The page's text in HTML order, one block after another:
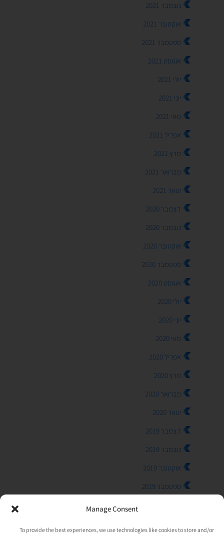
Manage Consent
To provide the best experiences, we use technologies like cookies to store and/or
נובמבר 2021
אוקטובר 2021
ספטמבר 2021
אוגוסט 2021
יולי 2021
יוני 2021
מאי 2021
אפריל 2021
מרץ 2021
פברואר 2021
ינואר 2021
דצמבר 2020
נובמבר 2020
אוקטובר 2020
ספטמבר 2020
אוגוסט 2020
יולי 2020
יוני 2020
מאי 2020
אפריל 2020
מרץ 2020
פברואר 2020
ינואר 2020
דצמבר 2019
נובמבר 2019
אוקטובר 2019
ספטמבר 2019